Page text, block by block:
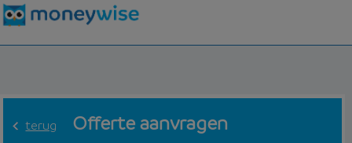
terug Offerte aanvragen